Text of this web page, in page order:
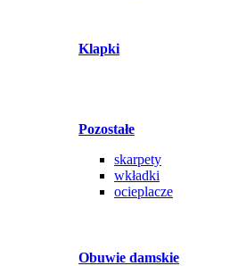
Klapki
Pozostałe
skarpety
wkładki
ocieplacze
Obuwie damskie